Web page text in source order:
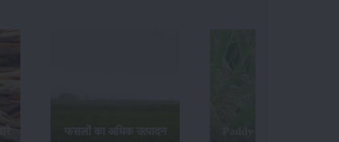
फसलों का अधिक उत्पादन